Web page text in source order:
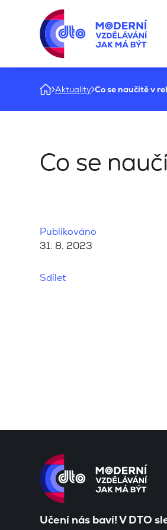
Aktuality Co se naučítě v
Co se
Publikováno
31. 8. 2023
Sdílet
Učení nás baví! V DTO